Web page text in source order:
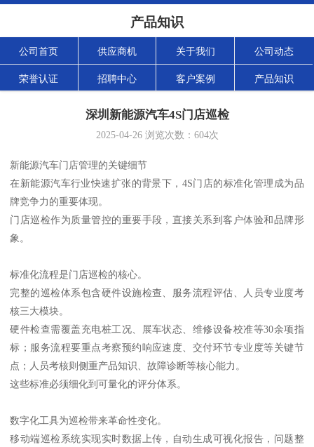
产品知识
公司首页 供应商机 关于我们 公司动态
荣誉认证 招聘中心 客户案例 产品知识
深圳新能源汽车4S门店巡检
2025-04-26浏览次数： 604次
新能源汽车门店管理的关键细节
在新能源汽车行业快速扩张的背景下，4S门店的标准化管理成为品
牌竞争力的重要体现。
门店巡检作为质量管控的重要手段，直接关系到客户体验和品牌形
象。
标准化流程是门店巡检的核心。
完整的巡检体系包含硬件设施检查、服务流程评估、人员专业度考
核三大模块。
硬件检查需覆盖充电桩工况、展车状态、维修设备校准等30余项指
标；服务流程要重点考察预约响应速度、交付环节专业度等关键节
点；人员考核则侧重产品知识、故障诊断等核心能力。
这些标准必须细化到可量化的评分体系。
数字化工具为巡检带来革命性变化。
移动端巡检系统实现实时数据上传，自动生成可视化报告，问题整